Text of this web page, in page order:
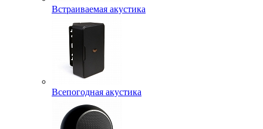
Встраиваемая акустика
Всепогодная акустика